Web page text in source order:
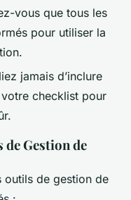
vous que tous les
pour utiliser la
jamais d’inclure
checklist pour
Gestion de
outils de gestion de